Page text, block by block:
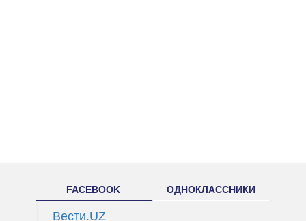
FACEBOOK ОДНОКЛАССНИКИ
Вести.UZ